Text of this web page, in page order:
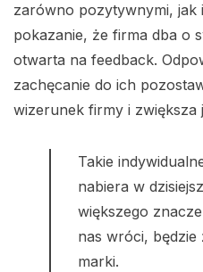
zarówno pozytywnymi, jak
pokazanie, że firma dba o
otwarta na feedback.
zachęcanie do ich
wizerunek firmy i zwiększa
Takie
nabiera w
większego
nas wróci, będzie
marki.